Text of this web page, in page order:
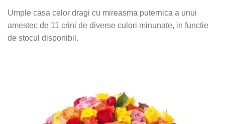
Umple casa celor dragi cu mireasma puternica a unui
amestec de 11 crini de diverse culori minunate, in functie
de stocul disponibil.